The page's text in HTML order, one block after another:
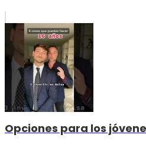
Opciones para los